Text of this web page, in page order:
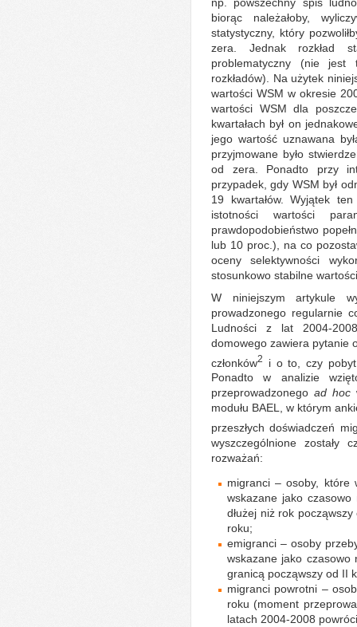
np. powszechny spis
biorąc należałoby,
statystyczny, który
zera. Jednak rozkład
problematyczny (nie jest
rozkładów). Na użytek
wartości WSM w okresie
wartości WSM dla
kwartałach był on
jego wartość uznawana
przyjmowane było
od zera. Ponadto przy
przypadek, gdy WSM był
19 kwartałów. Wyjątek
istotności wartości
prawdopodobieństwo
lub 10 proc.), na co
oceny selektywności
stosunkowo stabilne
W niniejszym artykule
prowadzonego regularnie
Ludności z lat 2004-
domowego zawiera pytanie
członków2
i o to, czy
Ponadto w analizie
przeprowadzonegoad hoc
modułu BAEL, w którym
przeszłych doświadczeń
wyszczególnione zostały
rozważań:
migranci – osoby, które
wskazane jako
dłużej niż rok
roku;
emigranci – osoby
wskazane jako czasowo
granicą począwszy od II
migranci powrotni –
roku (moment
latach 2004-2008